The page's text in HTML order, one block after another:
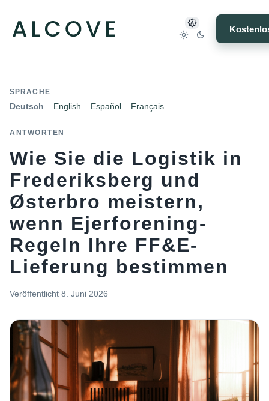
SPRACHE
Deutsch English Español Français
ANTWORTEN
Wie Sie die Logistik in
Frederiksberg und
Østerbro meistern,
wenn Ejerforening-
Regeln Ihre FF&E-
Lieferung bestimmen
Veröffentlicht 8. Juni 2026